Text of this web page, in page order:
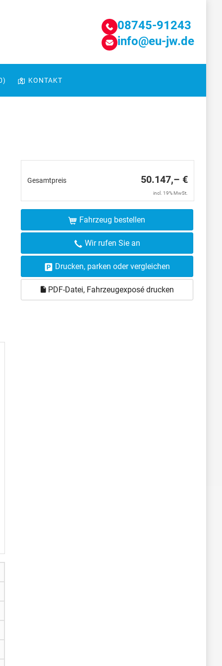
08745-91243
info@eu-jw.de
) KONTAKT
Gesamtpreis 50.147,– €
incl. 19% MwSt.
Fahrzeug bestellen
Wir rufen Sie an
Drucken, parken oder vergleichen
PDF-Datei, Fahrzeugexposé drucken